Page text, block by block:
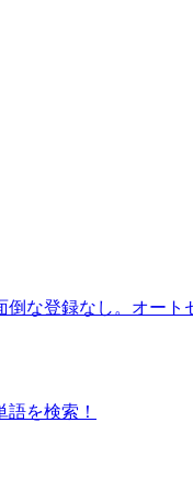
な登録なし。オート
を検索！